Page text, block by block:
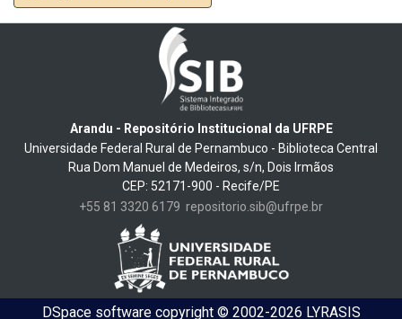
Arandu - Repositório Institucional da UFRPE
Universidade Federal Rural de Pernambuco - Biblioteca Central
Rua Dom Manuel de Medeiros, s/n, Dois Irmãos
CEP: 52171-900 - Recife/PE
+55 81 3320 6179 repositorio.sib@ufrpe.br
DSpace softwarecopyright © 2002-2026 LYRASIS